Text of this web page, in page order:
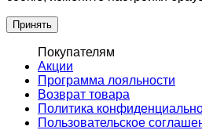
Принять
Покупателям
Акции
Программа лояльности
Возврат товара
Политика
Пользовательское